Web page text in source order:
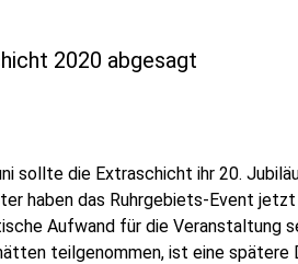
2020 abgesagt
sollte die Extraschicht ihr 20.
haben das Ruhrgebiets-Event
Aufwand für die Veranstaltung
teilgenommen, ist eine spätere